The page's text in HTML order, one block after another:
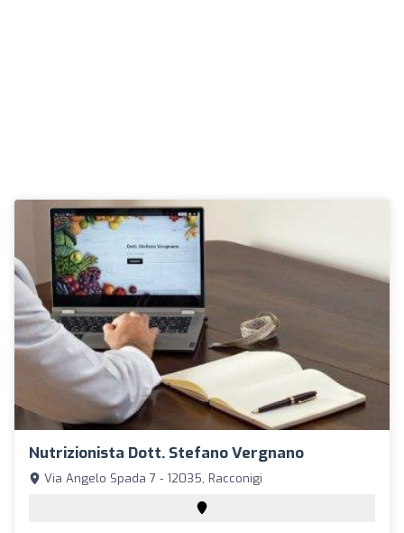
Nutrizionista Dott. Stefano Vergnano
Via Angelo Spada 7 - 12035, Racconigi